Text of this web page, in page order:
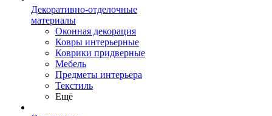
Декоративно-отделочные
материалы
Оконная декорация
Ковры интерьерные
Коврики придверные
Мебель
Предметы интерьера
Текстиль
Ещё